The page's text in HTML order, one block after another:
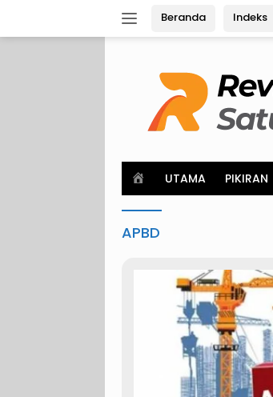
Beranda Indeks
o
m
UTAMA PIKIRAN
APBD